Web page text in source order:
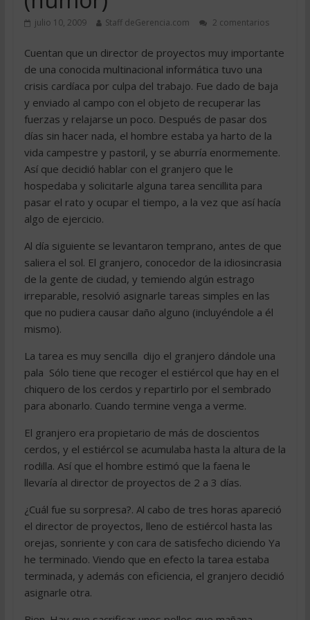
julio 10, 2009 Staff deGerencia.com 2 comentarios
Cuentan que un director de proyectos muy importante
de una conocida multinacional informática tuvo una
crisis cardíaca por culpa del trabajo. Fue dado de baja
y enviado al campo con el objeto de recuperar las
fuerzas y relajarse un poco. Después de pasar dos
días sin hacer nada, el hombre estaba ya harto de la
vida campestre y pastoril, y se aburría enormemente.
Así que decidió hablar con el granjero que le
hospedaba y solicitarle alguna tarea sencillita para
pasar el rato y ocupar el tiempo, a la vez que así hacía
algo de ejercicio.
Al día siguiente se levantaron temprano, antes de que
saliera el sol. El granjero, conocedor de la idiosincrasia
de la gente de ciudad, y temiendo algún estrago
irreparable, resolvió asignarle tareas simples en las
que no pudiera causar daño alguno (incluyéndole a él
mismo).
La tarea es muy sencilla  dijo el granjero dándole una
pala  Sólo tiene que recoger el estiércol que hay en el
chiquero de los cerdos y repartirlo por el sembrado
para abonarlo. Cuando termine venga a verme.
El granjero era propietario de más de doscientos
cerdos, y el estiércol se acumulaba hasta la altura de la
rodilla. Así que el hombre estimó que la faena le
llevaría al director de proyectos de 2 a 3 días.
¿Cuál fue su sorpresa?. Al cabo de tres horas apareció
el director de proyectos, lleno de estiércol hasta las
orejas, sonriente y con cara de satisfecho diciendo Ya
he terminado. Viendo que en efecto la tarea estaba
terminada, y además con eficiencia, el granjero decidió
asignarle otra.